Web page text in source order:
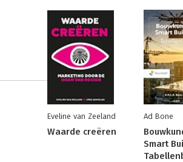
Eveline van Zeeland
Waarde creëren
Ad Bone
Smart